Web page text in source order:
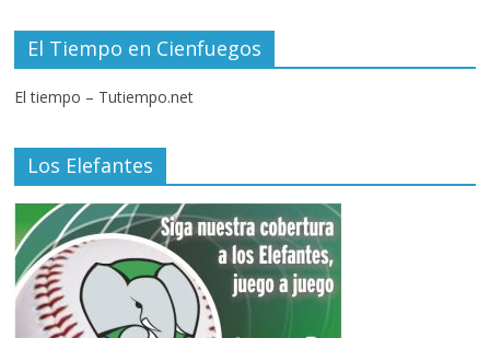
El Tiempo en Cienfuegos
El tiempo – Tutiempo.net
Los Elefantes